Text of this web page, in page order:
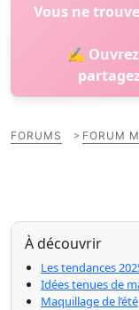
Vous ne
✍️ Ouvrez
FORUMS > FORUM
À découvrir
Les tendances
Idées tenues de
Maquillage de l’été